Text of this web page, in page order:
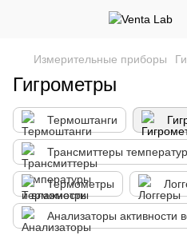
Измерительные приборы
Гигрометры
Термоштанги
Трансмиттеры
Термометры
Анализаторы активности